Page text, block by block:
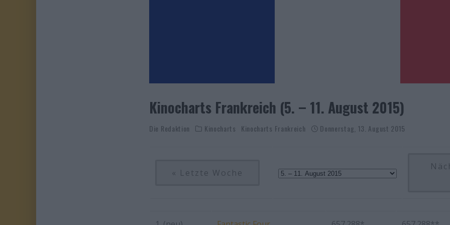
Kinocharts Frankreich (5. – 11. August 2015)
Die Redaktion Kinocharts Kinocharts Frankreich Donnerstag, 13. August 2015
« Letzte Woche